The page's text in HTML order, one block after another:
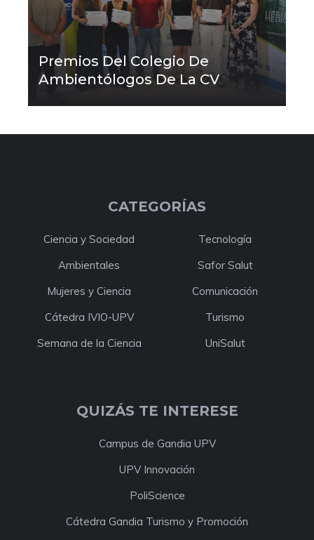
Premios Del Colegio De
Ambientólogos De La CV
CATEGORÍAS
Ciencia y Sociedad
Tecnología
Ambientales
Safor Salut
Mujeres y Ciencia
Comunicación
Cátedra IVIO-UPV
Turismo
Semana de la Ciencia
UniSalut
QUIZÁS TE INTERESE
Campus de Gandia UPV
UPV Innovación
PoliScience
Cátedra Gandia Turismo y Promoción